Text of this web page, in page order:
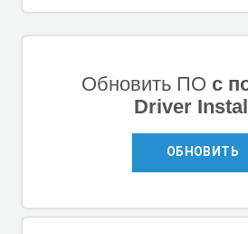
Обновить ПО с
Driver
ОБНОВИТЬ